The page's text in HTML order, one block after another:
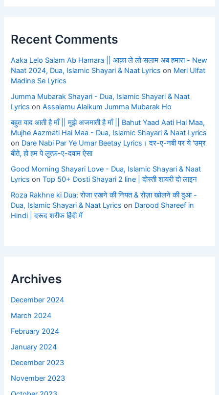
Recent Comments
Aaka Lelo Salam Ab Hamara || आक़ा ले लो सलाम अब हमारा - New
Naat 2024, Dua, Islamic Shayari & Naat Lyrics on Meri Ulfat
Madine Se Lyrics
Jumma Mubarak Shayari - Dua, Islamic Shayari & Naat
Lyrics onAssalamu Alaikum Jumma Mubarak Ho
बहुत याद आती है माँ || मुझे अजमाती है माँ || Bahut Yaad Aati Hai Maa,
Mujhe Aazmati Hai Maa - Dua, Islamic Shayari & Naat Lyrics
on Dare Nabi Par Ye Umar Beetay Lyrics। दर-ए-नबी पर ये ‘उम्र
बीते, हो हम पे लुत्फ़-ए-दवाम ऐसा
Good Morning Shayari Love - Dua, Islamic Shayari & Naat
Lyrics onTop 50+ Dosti Shayari 2 line | दोस्ती शायरी दो लाइन
Roza Rakhne ki Dua: रोजा रखने की नियत & रोज़ा खोलने की दुआ -
Dua, Islamic Shayari & Naat Lyrics on Darood Shareef in
Hindi | दरूद शरीफ हिंदी में
Archives
December 2024
March 2024
February 2024
January 2024
December 2023
November 2023